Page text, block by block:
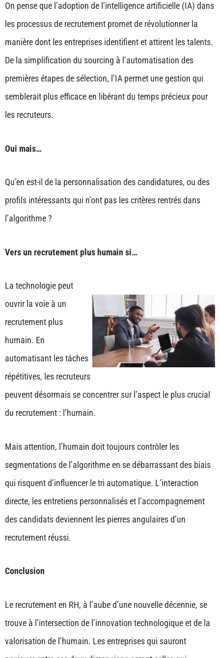
On pense que l’adoption de l’intelligence artificielle (IA) dans
les processus de recrutement promet de révolutionner la
manière dont les entreprises identifient et attirent les talents.
De la simplification du sourcing à l’automatisation des
premières étapes de sélection, l’IA permet une gestion qui
semblerait plus efficace en libérant du temps précieux pour
les recruteurs.
Oui mais…
Qu’en est-il de la personnalisation des candidatures, ou des
profils intéressants qui n’ont pas les critères rentrés dans
l’algorithme ?
Vers un recrutement plus humain si…
La technologie peut
ouvrir la voie à un
recrutement plus
humain. En
automatisant les tâches
répétitives, les recruteurs
peuvent désormais se concentrer sur l’aspect le plus crucial
du recrutement : l’humain.
Mais attention, l’humain doit toujours contrôler les
segmentations de l’algorithme en se débarrassant des biais
qui risquent d’influencer le tri automatique. L’interaction
directe, les entretiens personnalisés et l’accompagnement
des candidats deviennent les pierres angulaires d’un
recrutement réussi.
Conclusion
Le recrutement en RH, à l’aube d’une nouvelle décennie, se
trouve à l’intersection de l’innovation technologique et de la
valorisation de l’humain. Les entreprises qui sauront